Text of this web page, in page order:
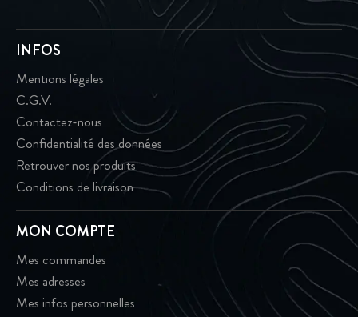
INFOS
Mentions légales
C.G.V.
Contactez-nous
Confidentialité des données
Retrouver nos produits
Conditions de livraison
MON COMPTE
Mes commandes
Mes adresses
Mes infos personnelles